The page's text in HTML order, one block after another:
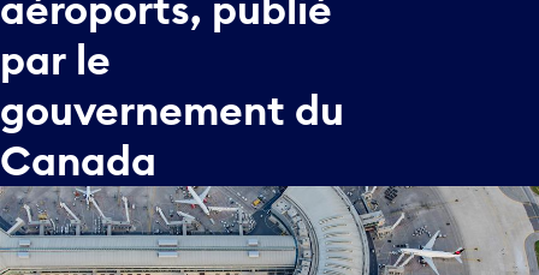
par le
gouvernement du
Canada